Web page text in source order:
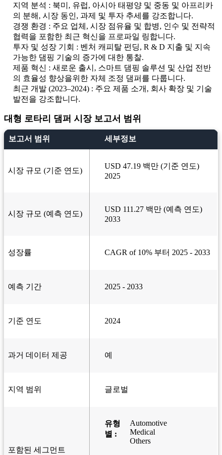
지역 분석 : 북미, 유럽, 아시아 태평양 및 중동 및 아프리카
의 분해, 시장 동인, 과제 및 투자 추세를 강조합니다.
경쟁 환경 : 주요 업체, 시장 점유율 및 합병, 인수 및 전략적
협력을 포함한 최근 혁신을 프로파일 링합니다.
투자 및 성장 기회 : 벤처 캐피탈 펀딩, R & D 지출 및 지속
가능한 댐핑 기술의 증가에 대한 통찰.
제품 혁신 : 새로운 출시, 스마트 댐핑 솔루션 및 산업 전반
의 효율성 향상을위한 자체 조정 댐퍼를 다룹니다.
최근 개발 (2023–2024) : 주요 제품 소개, 회사 확장 및 기술
발전을 강조합니다.
대형 로타리 댐퍼 시장 보고서 범위
보고서 범위 세부정보
시장 규모 (기준 연도)
USD 47.19 백만 (기준 연도)
2025
시장 규모 (예측 연도)
USD 111.27 백만 (예측 연도)
2033
성장률 CAGR of 10% 부터 2025 - 2033
예측 기간 2025 - 2033
기준 연도 2024
과거 데이터 제공 예
지역 범위 글로벌
포함된 세그먼트
유형
별 :
Automotive
Medical
Others